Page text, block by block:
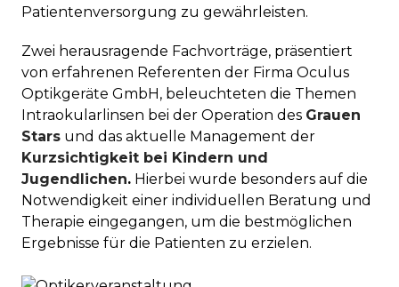
Patientenversorgung zu gewährleisten.
Zwei herausragende Fachvorträge, präsentiert
von erfahrenen Referenten der Firma Oculus
Optikgeräte GmbH, beleuchteten die Themen
Intraokularlinsen bei der Operation des Grauen
Stars und das aktuelle Management der
Kurzsichtigkeit bei Kindern und
Jugendlichen. Hierbei wurde besonders auf die
Notwendigkeit einer individuellen Beratung und
Therapie eingegangen, um die bestmöglichen
Ergebnisse für die Patienten zu erzielen.